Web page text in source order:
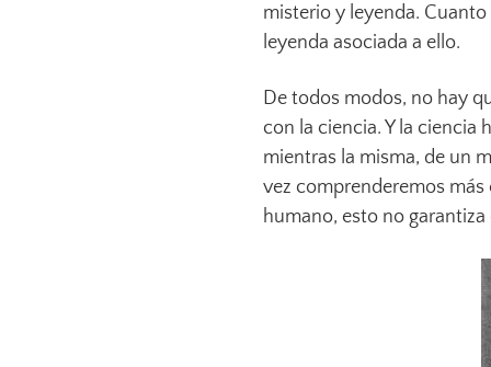
misterio y leyenda.
leyenda asociada a ello.
De todos modos, no hay
con la ciencia. Y la ciencia
mientras la misma, de un
vez comprenderemos
humano, esto no